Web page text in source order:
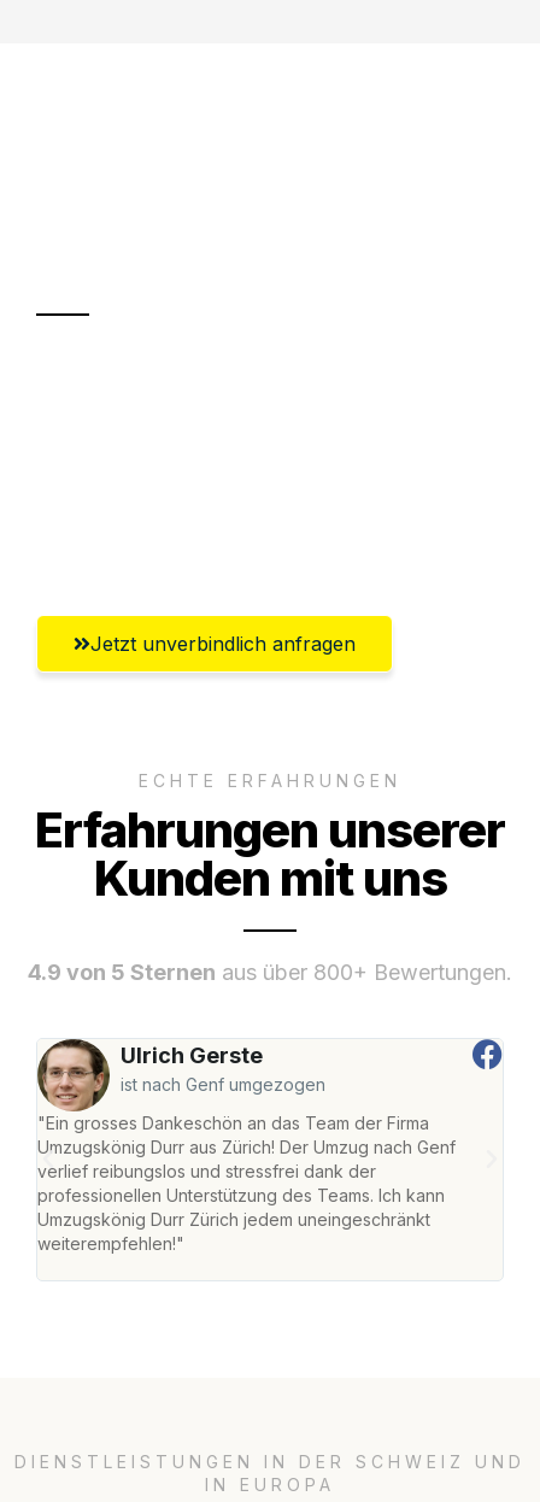
Jetzt unverbindlich anfragen
ECHTE ERFAHRUNGEN
Erfahrungen unserer
Kunden mit uns
4.9 von 5 Sternen aus über 800+ Bewertungen.
Ulrich Gerste
ist nach Genf umgezogen
"Ein grosses Dankeschön an das Team der Firma
Umzugskönig Durr aus Zürich! Der Umzug nach Genf
verlief reibungslos und stressfrei dank der
professionellen Unterstützung des Teams. Ich kann
Umzugskönig Durr Zürich jedem uneingeschränkt
weiterempfehlen!"
DIENSTLEISTUNGEN IN DER SCHWEIZ UND
IN EUROPA